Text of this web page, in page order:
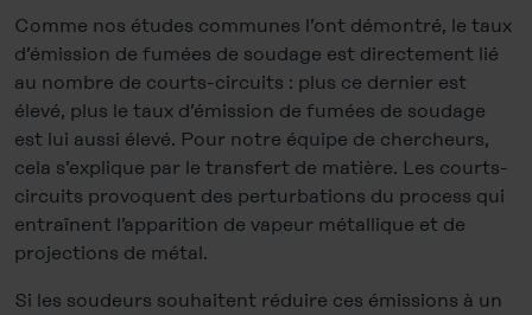
Comme nos études communes l’ont démontré, le taux
d’émission de fumées de soudage est directement lié
au nombre de courts-circuits : plus ce dernier est
élevé, plus le taux d’émission de fumées de soudage
est lui aussi élevé. Pour notre équipe de chercheurs,
cela s’explique par le transfert de matière. Les courts-
circuits provoquent des perturbations du process qui
entraînent l’apparition de vapeur métallique et de
projections de métal.
Si les soudeurs souhaitent réduire ces émissions à un